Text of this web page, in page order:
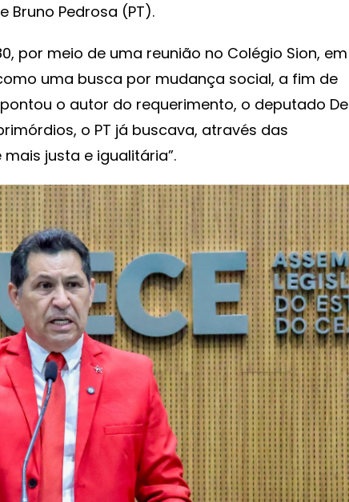
Bruno Pedrosa (PT).
por meio de uma reunião no Colégio Sion, em
uma busca por mudança social, a fim de
o autor do requerimento, o deputado De
o PT já buscava, através das
justa e igualitária”.